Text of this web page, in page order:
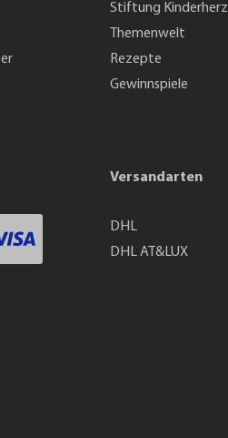
Stiftung Kinderherz
Themenwelt
Rezepte
Gewinnspiele
Versandarten
DHL
DHL AT&LUX